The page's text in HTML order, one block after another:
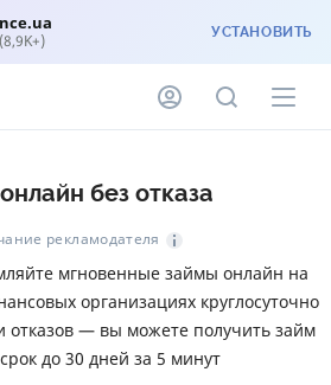
(8,9K+) УСТАНОВИТЬ
без отказа
рекламодателя
мгновенные займы онлайн на
организациях круглосуточно
отказов — вы можете получить займ
до 30 дней за 5 минут